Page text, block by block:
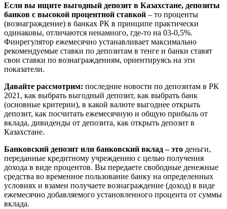
Если вы ищите выгодный депозит в Казахстане, депозиты
банков с высокой процентной ставкой – то проценты
(вознаграждение) в банках РК в принципе практически
одинаковы, отличаются ненамного, где-то на 03-0,5%.
Финрегулятор ежемесячно устанавливает максимально
рекомендуемые ставки по депозитам в тенге и банки ставят
свои ставки по вознаграждениям, ориентируясь на эти
показатели.
Давайте рассмотрим: последние новости по депозитам в РК
2021, как выбрать выгодный депозит, как выбрать банк
(основные критерии), в какой валюте выгоднее открыть
депозит, как посчитать ежемесячную и общую прибыль от
вклада, дивиденды от депозита, как открыть депозит в
Казахстане.
Банковский депозит или банковский вклад – это деньги,
переданные кредитному учреждению с целью получения
дохода в виде процентов. Вы передаете свободные денежные
средства во временное пользование банку на определенных
условиях и взамен получаете вознаграждение (доход) в виде
ежемесячно добавляемого установленного процента от суммы
вклада.